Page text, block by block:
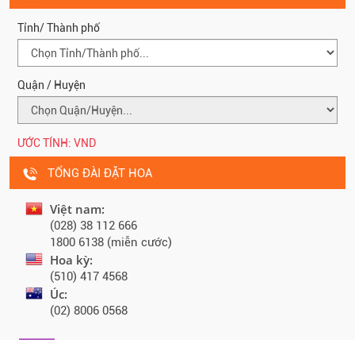
Tỉnh/ Thành phố
Quận / Huyện
ƯỚC TÍNH: VND
TỔNG ĐÀI ĐẶT HOA
Việt nam:
(028) 38 112 666
1800 6138 (miễn cước)
Hoa kỳ:
(510) 417 4568
Úc:
(02) 8006 0568